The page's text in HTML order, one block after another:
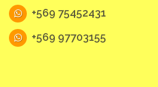
+569 75452431
+569 97703155